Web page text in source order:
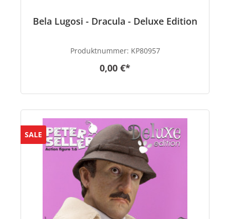
Bela Lugosi - Dracula - Deluxe Edition
Produktnummer: KP80957
0,00 €*
SALE